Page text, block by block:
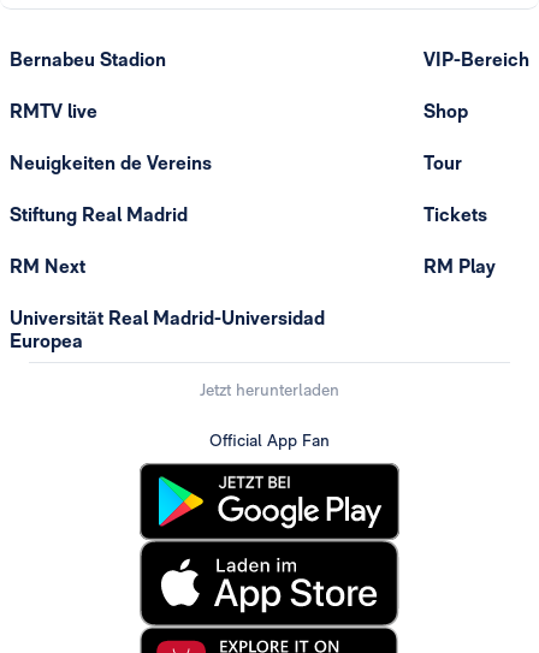
Bernabeu Stadion
RMTV live
Neuigkeiten de Vereins
Stiftung Real Madrid
RM Next
Universität Real Madrid-Universidad
Europea
VIP-Bereich
Shop
Tour
Tickets
RM Play
Jetzt herunterladen
Official App Fan